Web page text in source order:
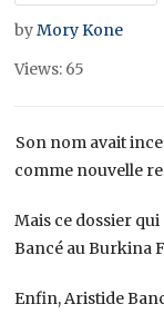
byMory Kone
Views: 65
Son nom avait
comme nouvelle
Mais ce dossier
Bancé au Burkina
Enfin, Aristide